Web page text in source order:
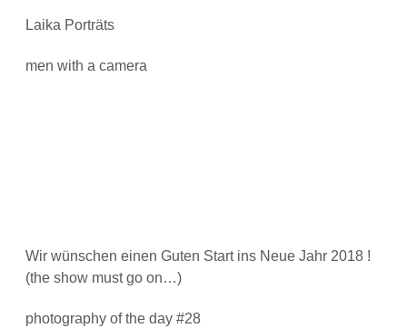
Laika Porträts
men with a camera
Wir wünschen einen Guten Start ins Neue Jahr 2018 !
(the show must go on…)
photography of the day #28